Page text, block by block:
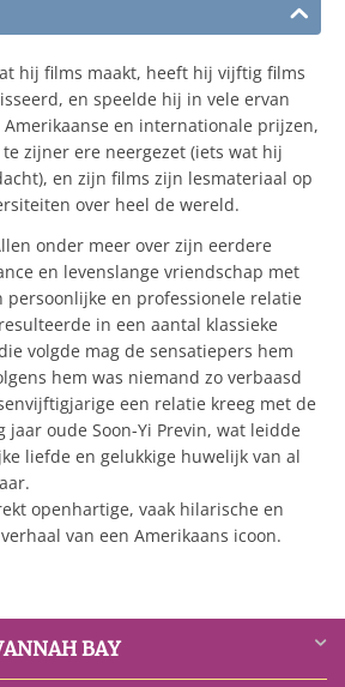
hij films maakt, heeft hij vijftig films
en speelde hij in vele ervan
en internationale prijzen,
zijner ere neergezet (iets wat hij
en zijn films zijn lesmateriaal op
over heel de wereld.
onder meer over zijn eerdere
en levenslange vriendschap met
persoonlijke en professionele relatie
in een aantal klassieke
volgde mag de sensatiepers hem
hem was niemand zo verbaasd
een relatie kreeg met de
oude Soon-Yi Previn, wat leidde
liefde en gelukkige huwelijk van al
openhartige, vaak hilarische en
van een Amerikaans icoon.
BAY